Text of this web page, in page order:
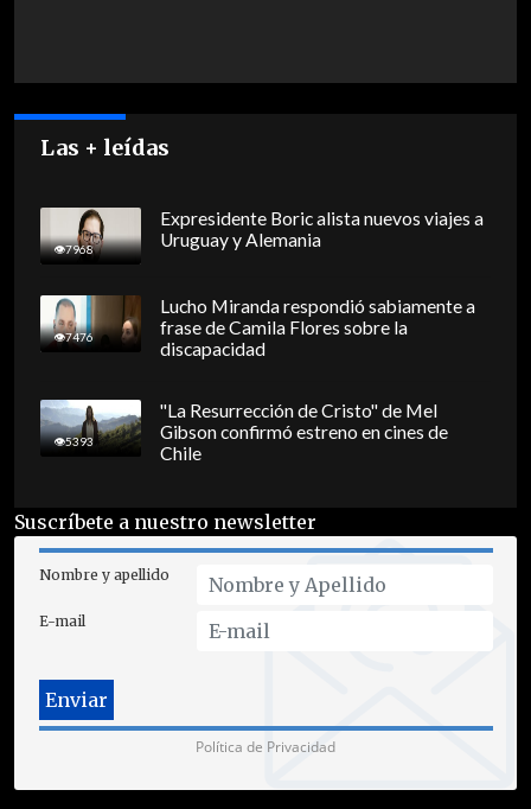
Las + leídas
7968
Expresidente Boric alista nuevos viajes a
Uruguay y Alemania
7476
Lucho Miranda respondió sabiamente a
frase de Camila Flores sobre la
discapacidad
5393
"La Resurrección de Cristo" de Mel
Gibson confirmó estreno en cines de
Chile
Suscríbete a nuestro newsletter
Nombre y apellido
E-mail
Política de Privacidad